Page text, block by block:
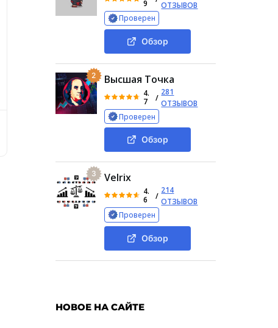
Услуги торговой площадки Отзывы о Benqqi
9
ОТЗЫВОВ
Проверен
Обзор
2 Высшая Точка
4.
7
/
281
ОТЗЫВОВ
Проверен
Обзор
3 Velrix
4.
6
/
214
ОТЗЫВОВ
Проверен
Обзор
НОВОЕ НА САЙТЕ